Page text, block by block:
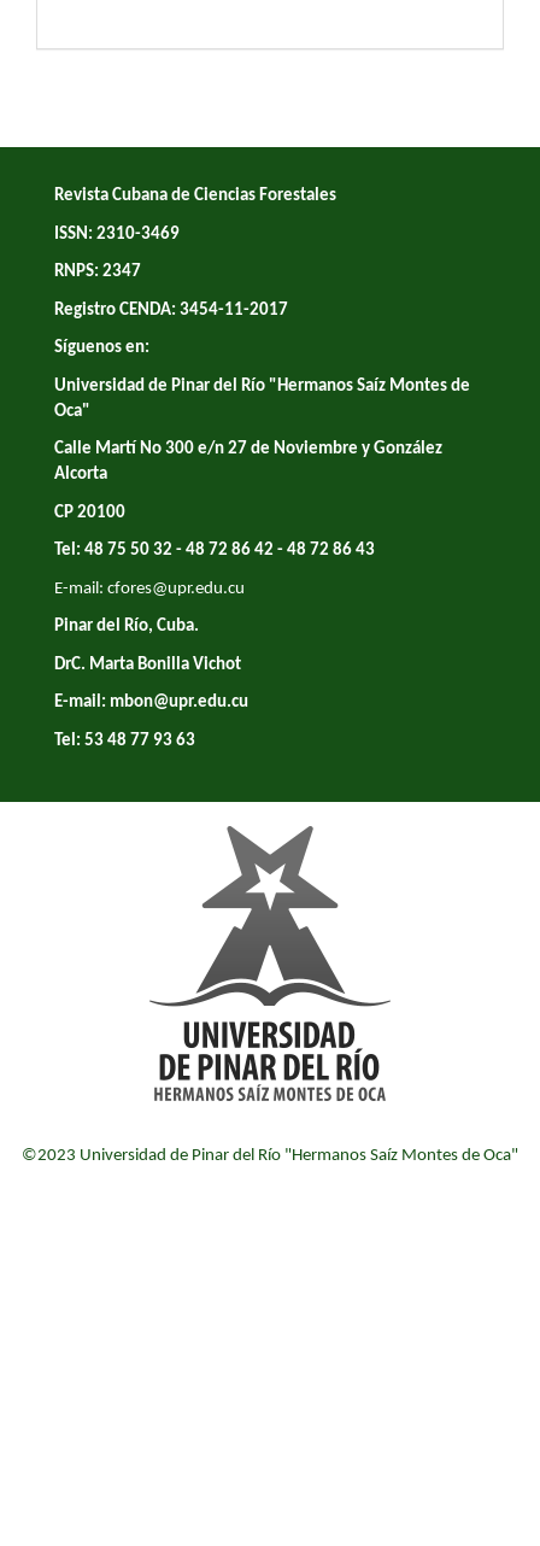
Revista Cubana de Ciencias Forestales
ISSN: 2310-3469
RNPS: 2347
Registro CENDA: 3454-11-2017
Síguenos en:
Universidad de Pinar del Río "Hermanos Saíz Montes de
Oca"
Calle Martí No 300 e/n 27 de Noviembre y González
Alcorta
CP 20100
Tel: 48 75 50 32 - 48 72 86 42 - 48 72 86 43
E-mail: cfores@upr.edu.cu
Pinar del Río, Cuba.
DrC. Marta Bonilla Vichot
E-mail: mbon@upr.edu.cu
Tel: 53 48 77 93 63
©2023 Universidad de Pinar del Río "Hermanos Saíz Montes de Oca"